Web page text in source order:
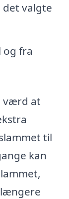
det valgte
fra
værd at
til
kan